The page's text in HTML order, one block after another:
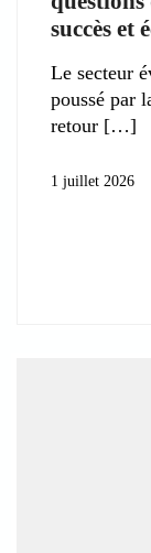
succès et
Le secteur
poussé par
retour
1 juillet 2026